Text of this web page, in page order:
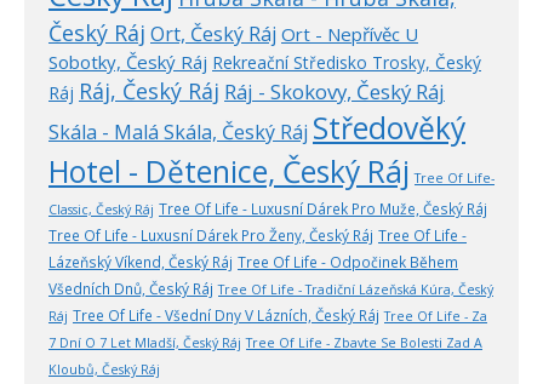
Český Ráj Ort, Český Ráj Ort - Nepřívěc U
Sobotky, Český Ráj Rekreační Středisko Trosky, Český
Ráj Ráj, Český Ráj Ráj - Skokovy, Český Ráj
Skála - Malá Skála, Český Ráj Středověký
Hotel - Dětenice, Český Ráj Tree Of Life-
Classic, Český Ráj Tree Of Life - Luxusní Dárek Pro Muže, Český Ráj
Tree Of Life - Luxusní Dárek Pro Ženy, Český Ráj Tree Of Life -
Lázeňský Víkend, Český Ráj Tree Of Life - Odpočinek Během
Všedních Dnů, Český Ráj Tree Of Life - Tradiční Lázeňská Kúra, Český
Ráj Tree Of Life - Všední Dny V Lázních, Český Ráj Tree Of Life - Za
7 Dní O 7 Let Mladší, Český Ráj Tree Of Life - Zbavte Se Bolesti Zad A
Kloubů, Český Ráj